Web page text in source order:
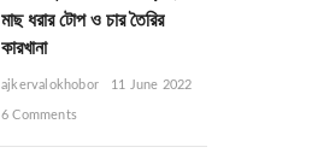
মাছ ধরার টোপ ও চার তৈরির
কারখানা
ajkervalokhobor 11 June 2022
6 Comments